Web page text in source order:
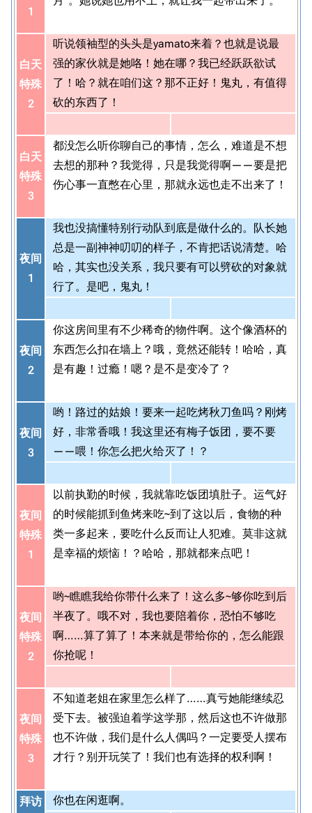
1
白天
特殊
2
听说领袖型的头头是yamato来着？也就是说最
强的家伙就是她咯！她在哪？我已经跃跃欲试
了！哈？就在咱们这？那不正好！鬼丸，有值得
砍的东西了！
白天
特殊
3
都没怎么听你聊自己的事情，怎么，难道是不想
去想的那种？我觉得，只是我觉得啊——要是把
伤心事一直憋在心里，那就永远也走不出来了！
夜间
1
我也没搞懂特别行动队到底是做什么的。队长她
总是一副神神叨叨的样子，不肯把话说清楚。哈
哈，其实也没关系，我只要有可以劈砍的对象就
行了。是吧，鬼丸！
夜间
2
你这房间里有不少稀奇的物件啊。这个像酒杯的
东西怎么扣在墙上？哦，竟然还能转！哈哈，真
是有趣！过瘾！嗯？是不是变冷了？
夜间
3
哟！路过的姑娘！要来一起吃烤秋刀鱼吗？刚烤
好，非常香哦！我这里还有梅子饭团，要不要
——喂！你怎么把火给灭了！？
夜间
特殊
1
以前执勤的时候，我就靠吃饭团填肚子。运气好
的时候能抓到鱼烤来吃~到了这以后，食物的种
类一多起来，要吃什么反而让人犯难。莫非这就
是幸福的烦恼！？哈哈，那就都来点吧！
夜间
特殊
2
哟~瞧瞧我给你带什么来了！这么多~够你吃到后
半夜了。哦不对，我也要陪着你，恐怕不够吃
啊……算了算了！本来就是带给你的，怎么能跟
你抢呢！
夜间
特殊
3
不知道老姐在家里怎么样了……真亏她能继续忍
受下去。被强迫着学这学那，然后这也不许做那
也不许做，我们是什么人偶吗？一定要受人摆布
才行？别开玩笑了！我们也有选择的权利啊！
拜访
你也在闲逛啊。